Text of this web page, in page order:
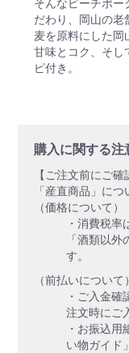
そんなピーチポー
だわり、岡山の老
麦を原料にした岡
甘味とコク、そし
ピ付き。
購入に関する注
【ご注文前にご確
「産直商品」につ
（価格について）
・消費税率
「酒類以
す。
（前払いについて）
・ご入金
注文時にご
・お振込
い物ガイド